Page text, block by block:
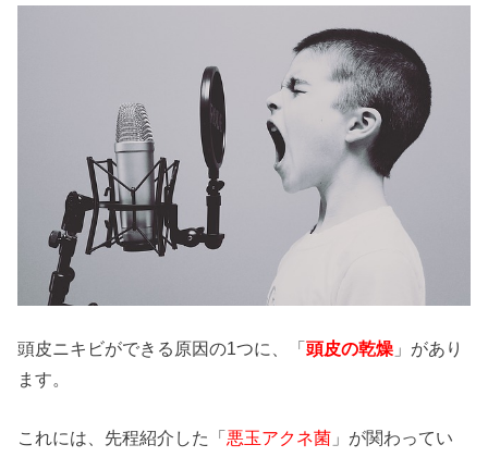
頭皮ニキビができる原因の1つに、「頭皮の乾燥 」があり
ます。
これには、先程紹介した「悪玉アクネ菌 」が関わってい